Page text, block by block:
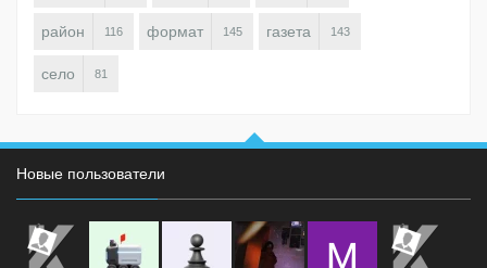
район 116 формат 145 газета 143
село 81
Новые пользователи